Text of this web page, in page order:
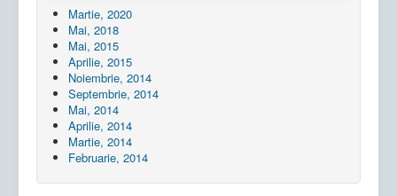
Martie, 2020
Mai, 2018
Mai, 2015
Aprilie, 2015
Noiembrie, 2014
Septembrie, 2014
Mai, 2014
Aprilie, 2014
Martie, 2014
Februarie, 2014